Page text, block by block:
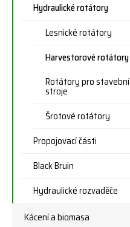
Hydraulické rotátory
Lesnické rotátory
Harvestorové rotátory
Rotátory pro stavební
stroje
Šrotové rotátory
Propojovací části
Black Bruin
Hydraulické rozvaděče
Kácení a biomasa